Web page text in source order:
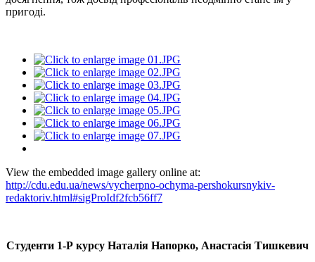
пригоді.
View the embedded image gallery online at:
http://cdu.edu.ua/news/vycherpno-ochyma-pershokursnykiv-
redaktoriv.html#sigProIdf2fcb56ff7
Студенти 1-Р курсу Наталія Напорко, Анастасія Тишкевич